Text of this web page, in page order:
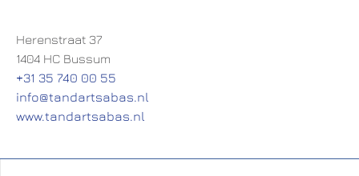
Herenstraat 37
1404 HC Bussum
+31 35 740 00 55
info@tandartsabas.nl
www.tandartsabas.nl